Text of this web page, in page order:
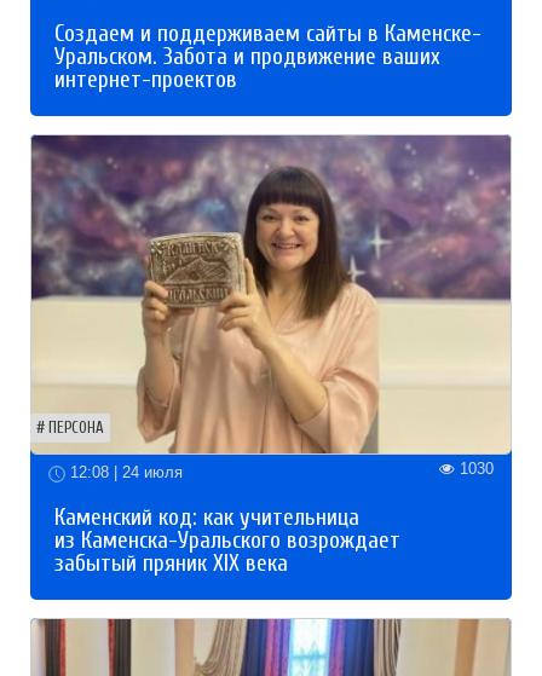
Создаем и поддерживаем сайты в Каменске-
Уральском. Забота и продвижение ваших
интернет-проектов
ПЕРСОНА
12:08 | 24 июля 1030
Каменский код: как учительница
из Каменска-Уральского возрождает
забытый пряник XIX века